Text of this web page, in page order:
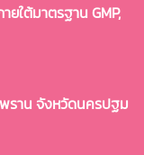
ใต้มาตรฐาน GMP,
ราน จังหวัดนครปฐม